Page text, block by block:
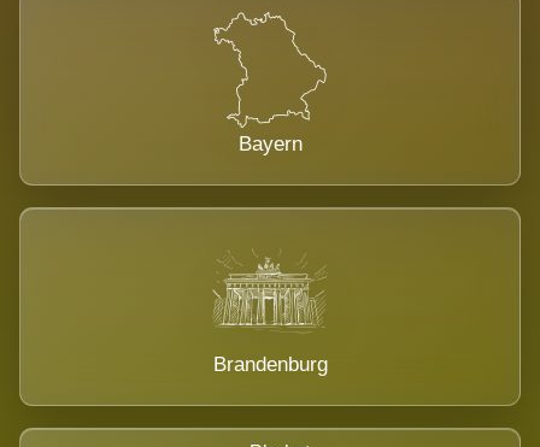
Bayern
Brandenburg